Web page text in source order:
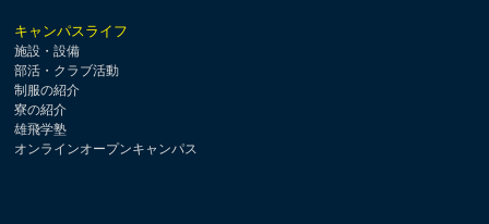
キャンパスライフ
施設・設備
部活・クラブ活動
制服の紹介
寮の紹介
雄飛学塾
オンラインオープンキャンパス